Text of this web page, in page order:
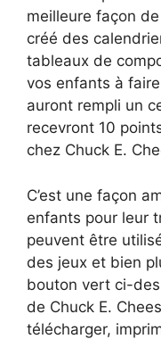
meilleure façon
créé des
tableaux de
vos enfants à
auront rempli un
recevront 10
chez Chuck E.
C’est une façon
enfants pour leur
peuvent être
des jeux et bien
bouton vert ci-
de Chuck E.
télécharger,